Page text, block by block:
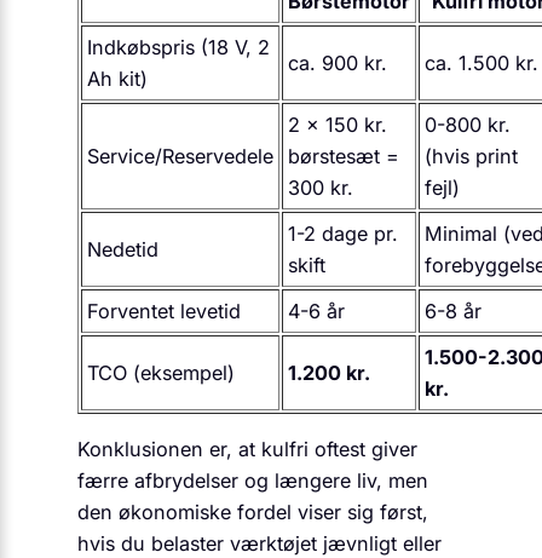
Indkøbspris (18 V, 2
Ah kit)
ca. 900 kr. ca. 1.500 kr.
Service/Reservedele
2 × 150 kr.
børstesæt =
300 kr.
0-800 kr.
(hvis print
fejl)
Nedetid
1-2 dage pr.
skift
Minimal
Forventet levetid
4-6 år 6-8 år
TCO (eksempel) 1.200 kr.
1.500-
kr.
Konklusionen er, at kulfri oftest giver
færre afbrydelser og længere liv, men
den økonomiske fordel viser sig først,
hvis du belaster værktøjet jævnligt eller